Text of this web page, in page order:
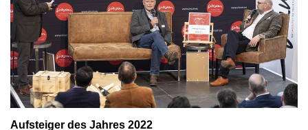
Aufsteiger des Jahres 2022